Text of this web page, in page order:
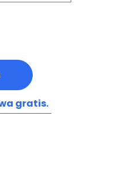
gratis.